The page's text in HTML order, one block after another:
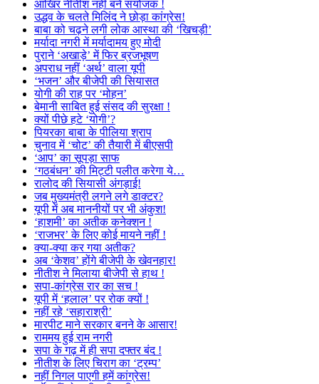
आखिर नीतीश नहीं बने संयोजक !
उद्धव के चलते मिलिंद ने छोड़ा कांग्रेस!
बाबा को चढ़ने लगी लोक आस्था की ‘खिचड़ी’
मर्यादा नगरी में मर्यादामय हुए मोदी
पुराने ‘अखाड़े’ में फिर ब्रजभूषण
अपराध नहीं ‘अर्थ’ वाला यूपी
‘भजन’ और बीजेपी की सियासत
योगी की राह पर ‘मोहन’
बेमानी साबित हुई संसद की सुरक्षा !
क्यों पीछे हटे ‘योगी’?
पियरका बाबा के पीलिया श्राप
चुनाव में ‘चोट’ की तैयारी में बीएसपी
‘आप’ का सूपड़ा साफ
‘गठबंधन’ की मिट्टी पलीत करेगा ये…
रालोद की सियासी अंगड़ाई!
जब मुख्यमंत्री लगने लगे डाक्टर?
यूपी में अब माननीयों पर भी अंकुश!
‘हाशमी’ का अतीक कनेक्शन !
‘राजभर’ के लिए कोई मायने नहीं !
क्या-क्या कर गया अतीक?
अब ‘केशव’ होंगे बीजेपी के खेवनहार!
नीतीश ने मिलाया बीजेपी से हाथ !
सपा-कांग्रेस रार का सच !
यूपी में ‘हलाल’ पर रोक क्यों !
नहीं रहे ‘सहाराश्री’
मारपीट माने सरकार बनने के आसार!
राममय हुई राम नगरी
सपा के गढ़ में ही सपा दफ्तर बंद !
नीतीश के लिए चिराग का ‘ट्रम्प’
नहीं निगल पाएगी हमें कांग्रेस!